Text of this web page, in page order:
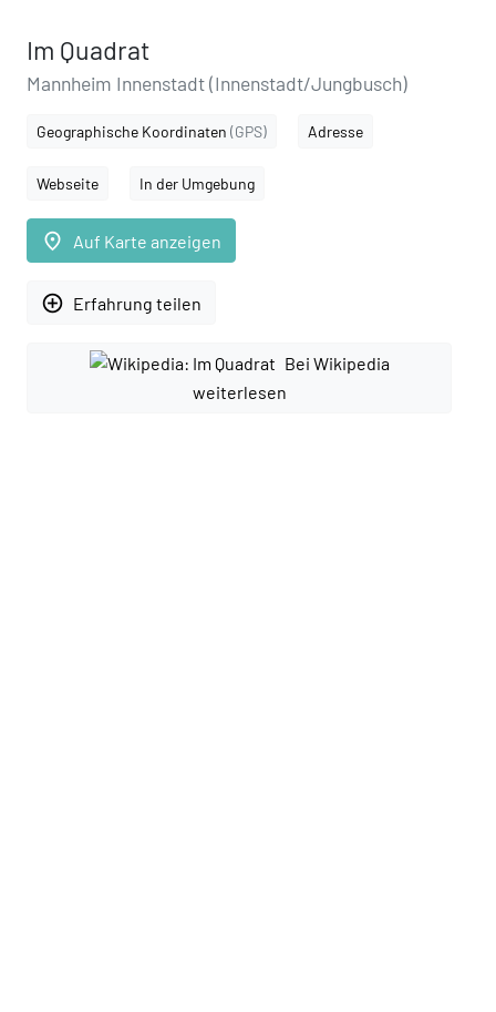
Im Quadrat
Mannheim Innenstadt (Innenstadt/Jungbusch)
Geographische Koordinaten (GPS) Adresse
Webseite In der Umgebung
place Auf Karte anzeigen
add_circle_outline Erfahrung teilen
Bei Wikipedia
weiterlesen